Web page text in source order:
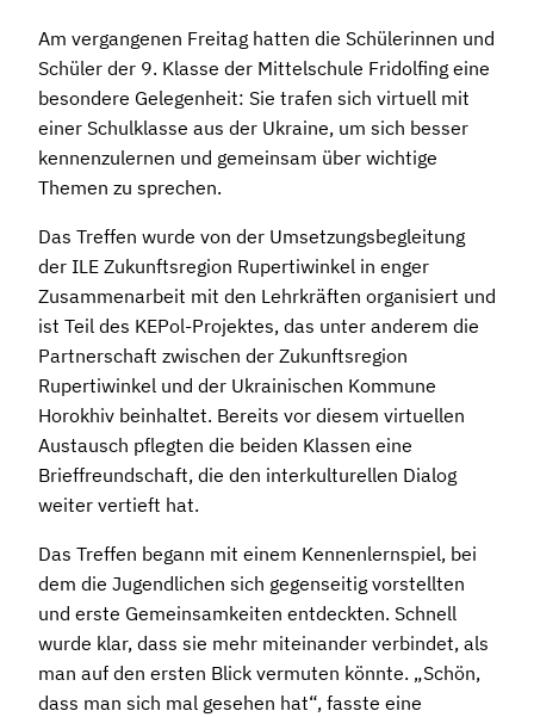
Am vergangenen Freitag hatten die Schülerinnen und
Schüler der 9. Klasse der Mittelschule Fridolfing eine
besondere Gelegenheit: Sie trafen sich virtuell mit
einer Schulklasse aus der Ukraine, um sich besser
kennenzulernen und gemeinsam über wichtige
Themen zu sprechen.
Das Treffen wurde von der Umsetzungsbegleitung
der ILE Zukunftsregion Rupertiwinkel in enger
Zusammenarbeit mit den Lehrkräften organisiert und
ist Teil des KEPol-Projektes, das unter anderem die
Partnerschaft zwischen der Zukunftsregion
Rupertiwinkel und der Ukrainischen Kommune
Horokhiv beinhaltet. Bereits vor diesem virtuellen
Austausch pflegten die beiden Klassen eine
Brieffreundschaft, die den interkulturellen Dialog
weiter vertieft hat.
Das Treffen begann mit einem Kennenlernspiel, bei
dem die Jugendlichen sich gegenseitig vorstellten
und erste Gemeinsamkeiten entdeckten. Schnell
wurde klar, dass sie mehr miteinander verbindet, als
man auf den ersten Blick vermuten könnte. „Schön,
dass man sich mal gesehen hat“, fasste eine